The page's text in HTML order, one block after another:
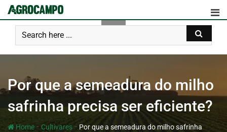
Por que a semeadura do milho
safrinha precisa ser eficiente?
Home - Cultivares -Por que a semeadura do milho safrinha